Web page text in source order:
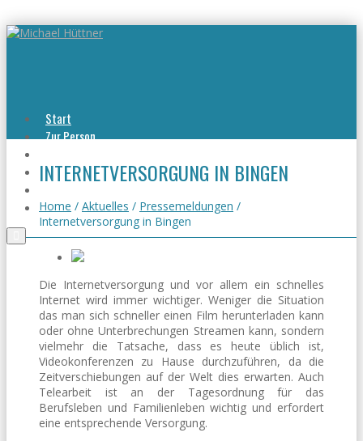
Start
Zur Person
Viel erreicht
Kontakt
INTERNETVERSORGUNG IN BINGEN
Home / Aktuelles / Pressemeldungen /
Internetversorgung in Bingen
Die Internetversorgung und vor allem ein schnelles
Internet wird immer wichtiger. Weniger die Situation
das man sich schneller einen Film herunterladen kann
oder ohne Unterbrechungen Streamen kann, sondern
vielmehr die Tatsache, dass es heute üblich ist,
Videokonferenzen zu Hause durchzuführen, da die
Zeitverschiebungen auf der Welt dies erwarten. Auch
Telearbeit ist an der Tagesordnung für das
Berufsleben und Familienleben wichtig und erfordert
eine entsprechende Versorgung.